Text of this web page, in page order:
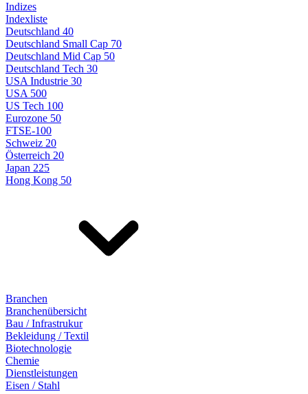
Indizes
Indexliste
Deutschland 40
Deutschland Small Cap 70
Deutschland Mid Cap 50
Deutschland Tech 30
USA Industrie 30
USA 500
US Tech 100
Eurozone 50
FTSE-100
Schweiz 20
Österreich 20
Japan 225
Hong Kong 50
Branchen
Branchenübersicht
Bau / Infrastrukur
Bekleidung / Textil
Biotechnologie
Chemie
Dienstleistungen
Eisen / Stahl